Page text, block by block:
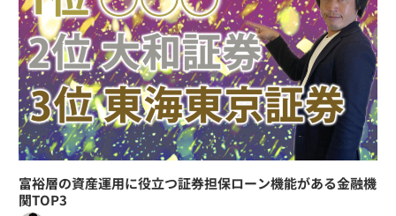
富裕層の資産運用に役立つ証券担保ローン機能がある金融機
関TOP3